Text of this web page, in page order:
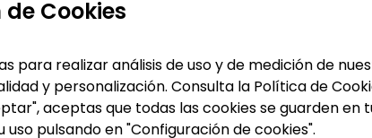
Me interesa
accessibility_newPersonas con
Cookies
para realizar análisis de uso y de medición de
y personalización. Consulta la Política de
aceptas que todas las cookies se guarden en
pulsando en "Configuración de cookies".